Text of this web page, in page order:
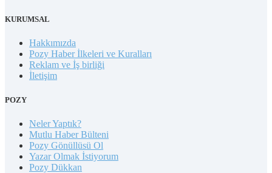
KURUMSAL
Hakkımızda
Pozy Haber İlkeleri ve Kuralları
Reklam ve İş birliği
İletişim
POZY
Neler Yaptık?
Mutlu Haber Bülteni
Pozy Gönüllüsü Ol
Yazar Olmak İstiyorum
Pozy Dükkan